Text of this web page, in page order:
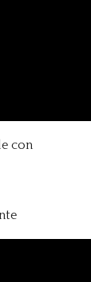
con